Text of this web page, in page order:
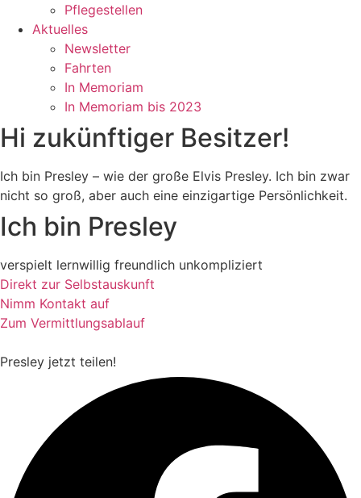
Pflegestellen
Aktuelles
Newsletter
Fahrten
In Memoriam
In Memoriam bis 2023
Hi zukünftiger Besitzer!
Ich bin Presley – wie der große Elvis Presley. Ich bin zwar
nicht so groß, aber auch eine einzigartige Persönlichkeit.
Ich bin Presley
verspielt lernwillig freundlich unkompliziert
Direkt zur Selbstauskunft
Nimm Kontakt auf
Zum Vermittlungsablauf
Presley jetzt teilen!